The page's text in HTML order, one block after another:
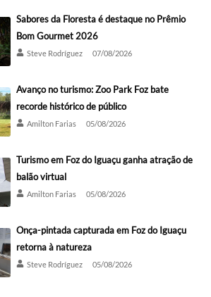
Sabores da Floresta é destaque no Prêmio
Bom Gourmet 2026
Steve Rodríguez 07/08/2026
Avanço no turismo: Zoo Park Foz bate
recorde histórico de público
Amilton Farias 05/08/2026
Turismo em Foz do Iguaçu ganha atração de
balão virtual
Amilton Farias 05/08/2026
Onça-pintada capturada em Foz do Iguaçu
retorna à natureza
Steve Rodríguez 05/08/2026